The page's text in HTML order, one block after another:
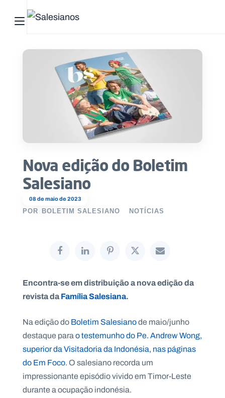
Abrir menu principal
08 de maio de 2023
Nova edição do Boletim
Salesiano
POR BOLETIM SALESIANO NOTÍCIAS
Encontra-se em distribuição a nova edição da
revista daFamília Salesiana.
Na edição doBoletim Salesianode maio/junho
destaque parao testemunho do Pe. Andrew Wong,
superior da Visitadoria da Indonésia, nas páginas
do Em Foco. O salesiano recorda um
impressionante episódio vivido em Timor-Leste
durante a ocupação indonésia.
Pesquisar no site
Início
Quem
somos
O
que
fazemos
Recursos
O
T
A
C
I
O
A
S
a
e